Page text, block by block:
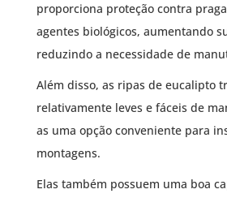
proporciona proteção contra
agentes biológicos, aumentando
reduzindo a necessidade de
Além disso, as ripas de eucalipto
relativamente leves e fáceis de
as uma opção conveniente para
montagens.
Elas também possuem uma boa